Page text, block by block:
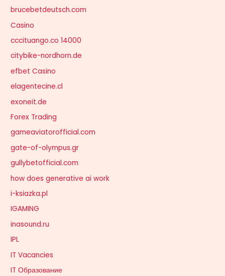
brucebetdeutsch.com
Casino
cccituango.co 14000
citybike-nordhorn.de
efbet Casino
elagentecine.cl
exoneit.de
Forex Trading
gameaviatorofficial.com
gate-of-olympus.gr
gullybetofficial.com
how does generative ai work
i-ksiazka.pl
IGAMING
inasound.ru
IPL
IT Vacancies
IT Образование